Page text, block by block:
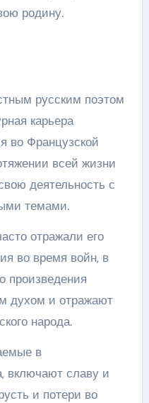
родину.
русским поэтом
карьера
во Французской
всей жизни
деятельность с
темами.
отражали его
во время войн, в
произведения
духом и отражают
народа.
в
включают славу и
и потери во